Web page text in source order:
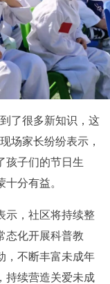
了很多新知识，这
场家长纷纷表示，
孩子们的节日生
分有益。
示，社区将持续整
态化开展科普教
，不断丰富未成年
持续营造关爱未成